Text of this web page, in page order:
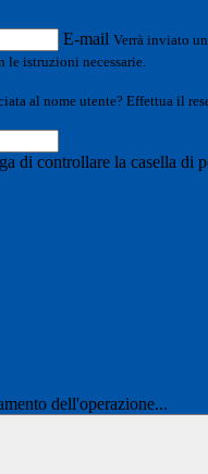
E-mail Verrà inviato
istruzioni necessarie.
al nome utente? Effettua il
di controllare la casella di
dell'operazione...